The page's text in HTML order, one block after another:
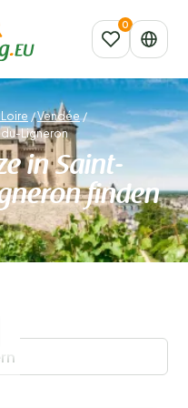
/Vendée/
Ligneron
in Saint-
finden